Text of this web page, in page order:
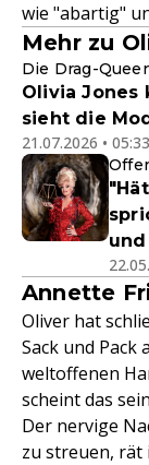
wie "abartig"
Mehr zu
Die Drag-
Olivia Jones
sieht die
21.07.2026 •
Annette
Oliver hat
Sack und Pack
weltoffenen
scheint das
Der nervige
zu streuen, rät